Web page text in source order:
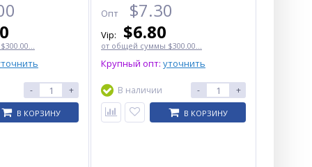
- +
В КОРЗИНУ
Опт $7.30
Vip: $6.80
от общей суммы $300.00...
Крупный опт: уточнить
В наличии - +
В КОРЗИНУ